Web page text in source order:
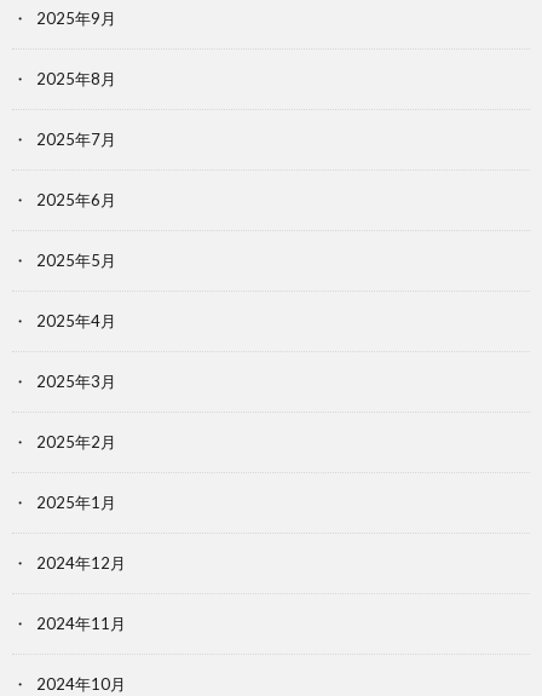
2025年9月
2025年8月
2025年7月
2025年6月
2025年5月
2025年4月
2025年3月
2025年2月
2025年1月
2024年12月
2024年11月
2024年10月